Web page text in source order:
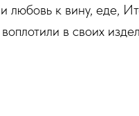
любовь к вину, еде,
в своих